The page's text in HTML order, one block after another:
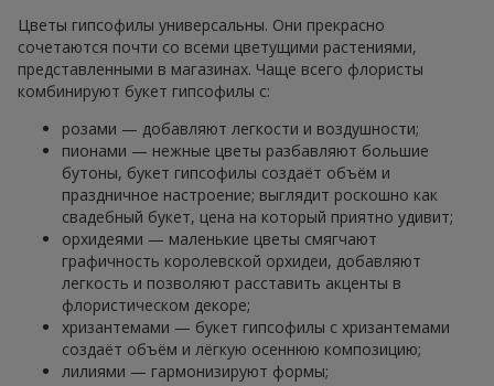
Цветы гипсофилы универсальны. Они прекрасно
сочетаются почти со всеми цветущими растениями,
представленными в магазинах. Чаще всего флористы
комбинируют букет гипсофилы с:
розами — добавляют легкости и воздушности;
пионами — нежные цветы разбавляют большие
бутоны, букет гипсофилы создаёт объём и
праздничное настроение; выглядит роскошно как
свадебный букет, цена на который приятно удивит;
орхидеями — маленькие цветы смягчают
графичность королевской орхидеи, добавляют
легкость и позволяют расставить акценты в
флористическом декоре;
хризантемами — букет гипсофилы с хризантемами
создаёт объём и лёгкую осеннюю композицию;
лилиями — гармонизируют формы;